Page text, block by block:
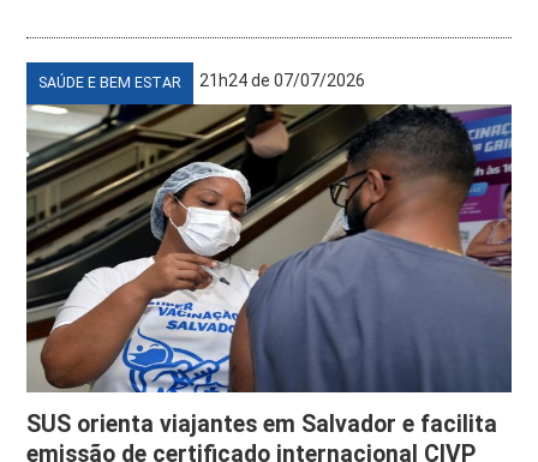
SAÚDE E BEM ESTAR 21h24 de 07/07/2026
SUS orienta viajantes em Salvador e facilita
emissão de certificado internacional CIVP